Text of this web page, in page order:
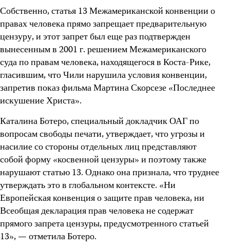
Собственно, статья 13 Межамериканской конвенции о
правах человека прямо запрещает предварительную
цензуру, и этот запрет был еще раз подтвержден
вынесенным в 2001 г. решением Межамериканского
суда по правам человека, находящегося в Коста-Рике,
гласившим, что Чили нарушила условия конвенции,
запретив показ фильма Мартина Скорсезе «Последнее
искушение Христа».
Каталина Ботеро, специальный докладчик ОАГ по
вопросам свободы печати, утверждает, что угрозы и
насилие со стороны отдельных лиц представляют
собой форму «косвенной цензуры» и поэтому также
нарушают статью 13. Однако она признала, что труднее
утверждать это в глобальном контексте. «Ни
Европейская конвенция о защите прав человека, ни
Всеобщая декларация прав человека не содержат
прямого запрета цензуры, предусмотренного статьей
13», — отметила Ботеро.